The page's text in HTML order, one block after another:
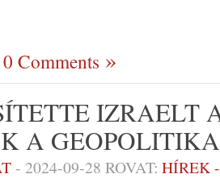
0 Comments
IZRAELT
A
- 2024-09-28 ROVAT: HÍREK